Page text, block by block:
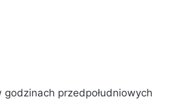
godzinach przedpołudniowych